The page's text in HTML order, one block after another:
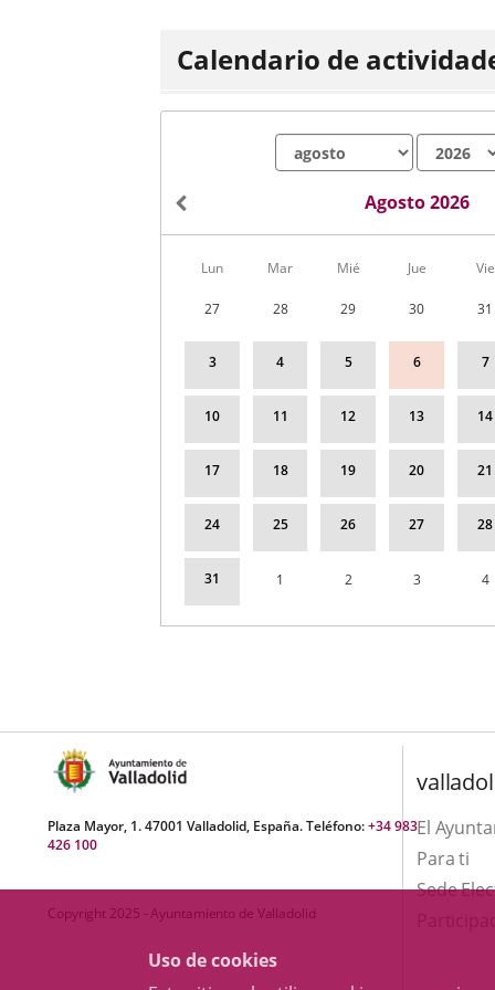
Uso de cookies
Calendario de
Agosto 2026
Calendario
correspondiente
agosto
Lun Mar Mié Jue Vie
27 28 29 30 31
3 4 5 6 7
10 11 12 13 14
17 18 19 20 21
24 25 26 27 28
31 1 2 3 4
Plaza Mayor, 1. 47001 Valladolid, España. Teléfono:+34 983
426 100
Copyright 2025 - Ayuntamiento de Valladolid
El
Para ti
Sede